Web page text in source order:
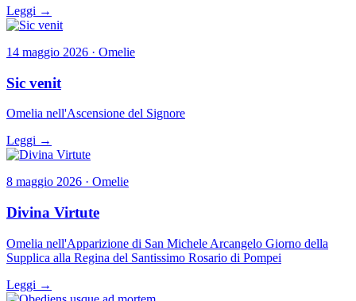
Leggi →
14 maggio 2026 · Omelie
Sic venit
Omelia nell'Ascensione del Signore
Leggi →
8 maggio 2026 · Omelie
Divina Virtute
Omelia nell'Apparizione di San Michele Arcangelo Giorno della
Supplica alla Regina del Santissimo Rosario di Pompei
Leggi →